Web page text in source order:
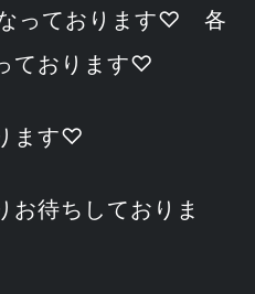
っております♡ 各
ております♡
ます♡
お待ちしておりま